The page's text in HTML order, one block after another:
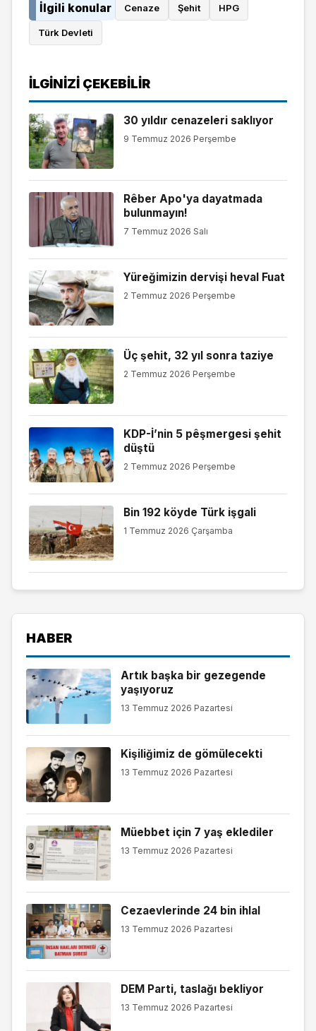
İlgili konular Cenaze Şehit HPG
Türk Devleti
İLGINIZI ÇEKEBILIR
30 yıldır cenazeleri saklıyor
9 Temmuz 2026 Perşembe
Rêber Apo'ya dayatmada
bulunmayın!
7 Temmuz 2026 Salı
Yüreğimizin dervişi heval Fuat
2 Temmuz 2026 Perşembe
Üç şehit, 32 yıl sonra taziye
2 Temmuz 2026 Perşembe
KDP-İ’nin 5 pêşmergesi şehit
düştü
2 Temmuz 2026 Perşembe
Bin 192 köyde Türk işgali
1 Temmuz 2026 Çarşamba
HABER
Artık başka bir gezegende
yaşıyoruz
13 Temmuz 2026 Pazartesi
Kişiliğimiz de gömülecekti
13 Temmuz 2026 Pazartesi
Müebbet için 7 yaş eklediler
13 Temmuz 2026 Pazartesi
Cezaevlerinde 24 bin ihlal
13 Temmuz 2026 Pazartesi
DEM Parti, taslağı bekliyor
13 Temmuz 2026 Pazartesi